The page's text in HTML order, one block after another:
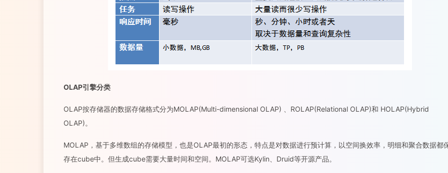
OLAP引擎分类
OLAP按存储器的数据存储格式分为MOLAP(Multi-dimensional OLAP) 、ROLAP(Relational OLAP)和 HOLAP(Hybrid
OLAP)。
MOLAP，基于多维数组的存储模型，也是OLAP最初的形态，特点是对数据进行预计算，以空间换效率，明细和聚合数据都
存在cube中。但生成cube需要大量时间和空间。MOLAP可选Kylin、Druid等开源产品。